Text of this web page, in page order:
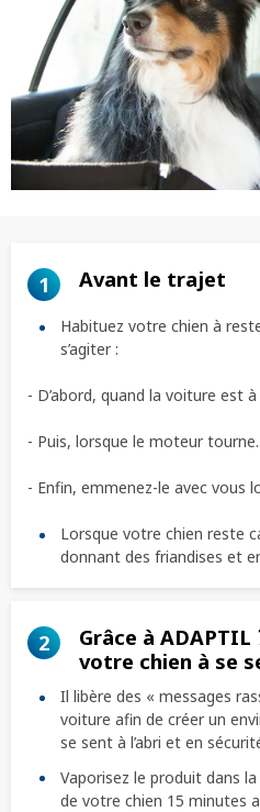
1 Avant le trajet
Habituez votre chien à
s’agiter :
- D’abord, quand la voiture est à
- Puis, lorsque le moteur tourne.
- Enfin, emmenez-le avec vous
Lorsque votre chien reste
donnant des friandises et
2 Grâce à ADAPTIL
votre chien à se
Il libère des « messages
voiture afin de créer un
se sent à l’abri et en
Vaporisez le produit dans
de votre chien 15 minutes